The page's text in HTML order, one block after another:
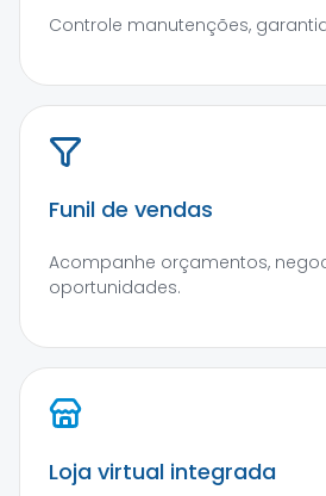
Controle manutenções,
Funil de vendas
Acompanhe orçamentos,
oportunidades.
Loja virtual integrada